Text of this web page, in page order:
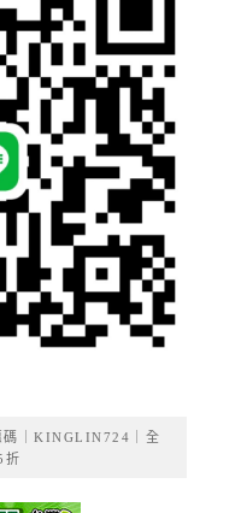
碼｜KINGLIN724｜全
折